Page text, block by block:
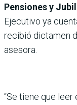
Pensiones y
Ejecutivo ya
recibió dictamen
asesora.
“Se tiene que